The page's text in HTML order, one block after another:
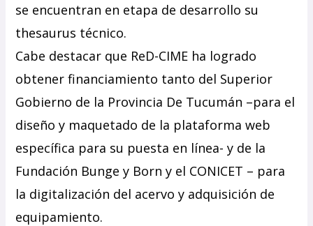
se encuentran en etapa de desarrollo su
thesaurus técnico.
Cabe destacar que ReD-CIME ha logrado
obtener financiamiento tanto del Superior
Gobierno de la Provincia De Tucumán –para el
diseño y maquetado de la plataforma web
específica para su puesta en línea- y de la
Fundación Bunge y Born y el CONICET – para
la digitalización del acervo y adquisición de
equipamiento.